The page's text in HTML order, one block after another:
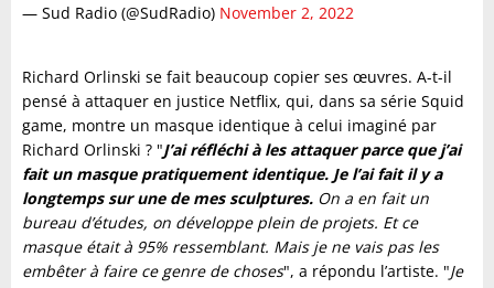
— Sud Radio (@SudRadio) November 2, 2022
Richard Orlinski se fait beaucoup copier ses œuvres. A-t-il
pensé à attaquer en justice Netflix, qui, dans sa série Squid
game, montre un masque identique à celui imaginé par
Richard Orlinski ? "J’ai réfléchi à les attaquer parce que j’ai
fait un masque pratiquement identique. Je l’ai fait il y a
longtemps sur une de mes sculptures. On a en fait un
bureau d’études, on développe plein de projets. Et ce
masque était à 95% ressemblant. Mais je ne vais pas les
embêter à faire ce genre de choses", a répondu l’artiste. "Je